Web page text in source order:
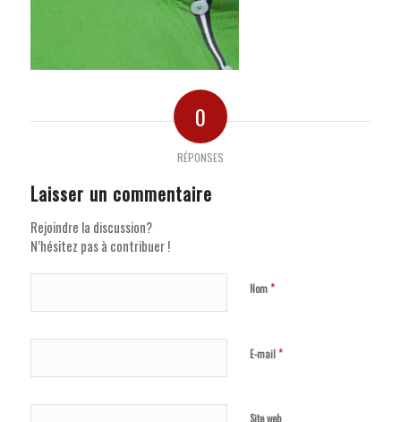
0
RÉPONSES
Laisser un commentaire
Rejoindre la discussion?
N’hésitez pas à contribuer !
Nom*
E-mail*
Site web